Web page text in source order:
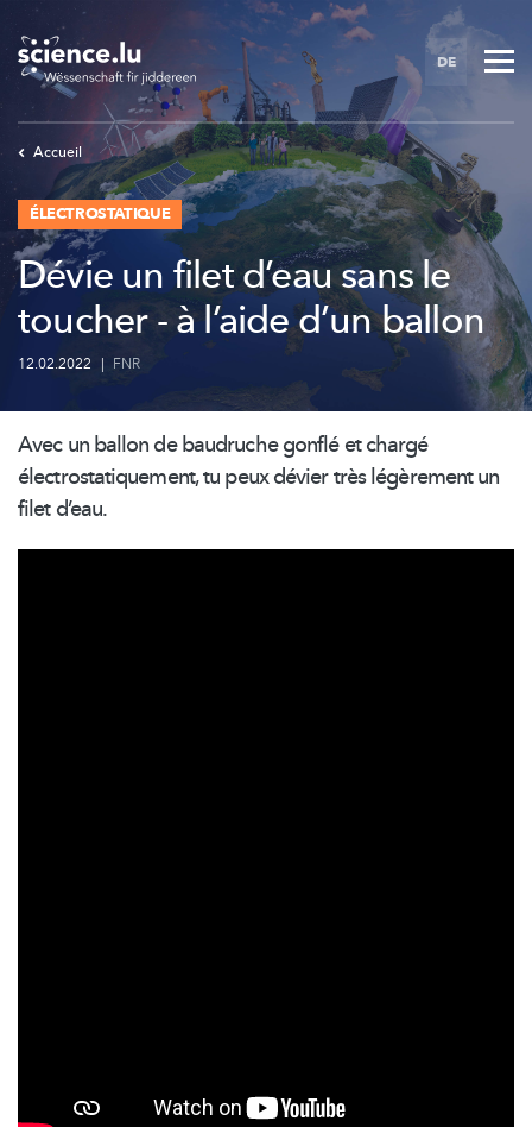
to
main
content
DE
Accueil
ÉLECTROSTATIQUE
Dévie un filet d’eau sans le
toucher - à l’aide d’un ballon
12.02.2022 | FNR
Avec un ballon de baudruche gonflé et chargé
électrostatiquement,tu peux dévier très légèrement un
filet d’eau.